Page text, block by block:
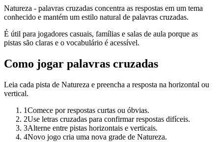
Natureza - palavras cruzadas concentra as respostas em um tema
conhecido e mantém um estilo natural de palavras cruzadas.
É útil para jogadores casuais, famílias e salas de aula porque as
pistas são claras e o vocabulário é acessível.
Como jogar palavras cruzadas
Leia cada pista de Natureza e preencha a resposta na horizontal ou
vertical.
1Comece por respostas curtas ou óbvias.
2Use letras cruzadas para confirmar respostas difíceis.
3Alterne entre pistas horizontais e verticais.
4Novo jogo cria uma nova grade de Natureza.